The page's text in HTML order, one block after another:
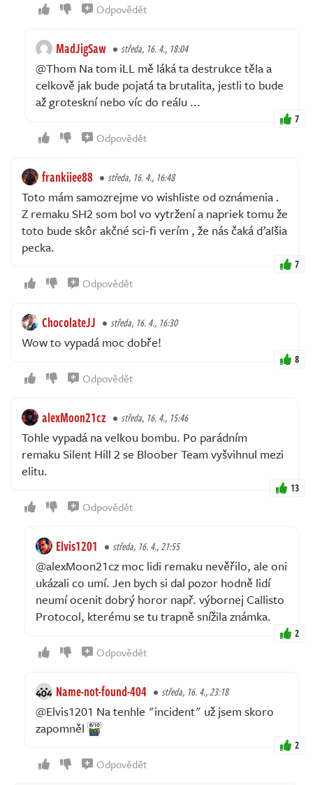
Odpovědět
MadJigSaw středa, 16. 4., 18:04
@Thom Na tom iLL mě láká ta destrukce těla a
celkově jak bude pojatá ta brutalita, jestli to bude
až groteskní nebo víc do reálu ...
7
Odpovědět
frankiiee88 středa, 16. 4., 16:48
Toto mám samozrejme vo wishliste od oznámenia .
Z remaku SH2 som bol vo vytržení a napriek tomu že
toto bude skôr akčné sci-fi verím , že nás čaká ďalšia
pecka.
7
Odpovědět
ChocolateJJ středa, 16. 4., 16:30
Wow to vypadá moc dobře!
8
Odpovědět
alexMoon21cz středa, 16. 4., 15:46
Tohle vypadá na velkou bombu. Po parádním
remaku Silent Hill 2 se Bloober Team vyšvihnul mezi
elitu.
13
Odpovědět
Elvis1201 středa, 16. 4., 21:55
@alexMoon21cz moc lidi remaku nevěřilo, ale oni
ukázali co umí. Jen bych si dal pozor hodně lidí
neumí ocenit dobrý horor např. výbornej Callisto
Protocol, kterému se tu trapně snížila známka.
2
Odpovědět
Name-not-found-404 středa, 16. 4., 23:18
@Elvis1201 Na tenhle "incident" už jsem skoro
zapomněl
2
Odpovědět